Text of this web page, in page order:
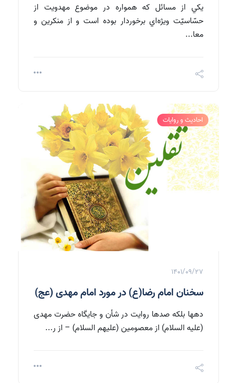
يكي از مسائل كه همواره در موضوع مهدويت از
حسّاسيّت ويژه‌اي برخوردار بوده است و از منكرين و
معا...
احادیث و روایات
1401/09/27
سخنان امام رضا(ع) در مورد امام مهدی (عج)
دهها بلکه صدها روایت در شأن و جایگاه حضرت مهدی
(علیه السلام) از معصومین (علیهم السلام) – از ر...